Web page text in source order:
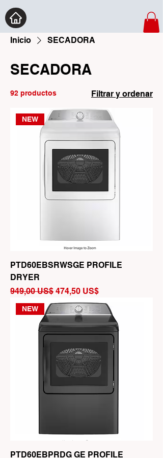
Inicio SECADORA
SECADORA
92 productos Filtrar y ordenar
NEW
PTD60EBSRWSGE PROFILE
DRYER
Precio
949,00 US$ Precio de oferta
474,50 US$
NEW
PTD60EBPRDG GE PROFILE